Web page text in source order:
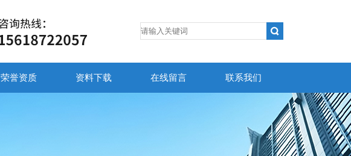
荣誉资质 资料下载 在线留言 联系我们